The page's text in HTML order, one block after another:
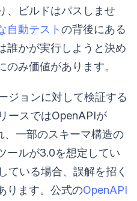
、ビルドはパスしませ
自動テストの背後にある
誰かが実行しようと決め
み価値があります。
ジョンに対して検証する
ースではOpenAPIが
一部のスキーマ構造の
ールが3.0を想定してい
ている場合、誤解を招く
ります。公式のOpenAPI